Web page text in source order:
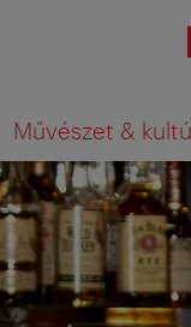
Művészet &